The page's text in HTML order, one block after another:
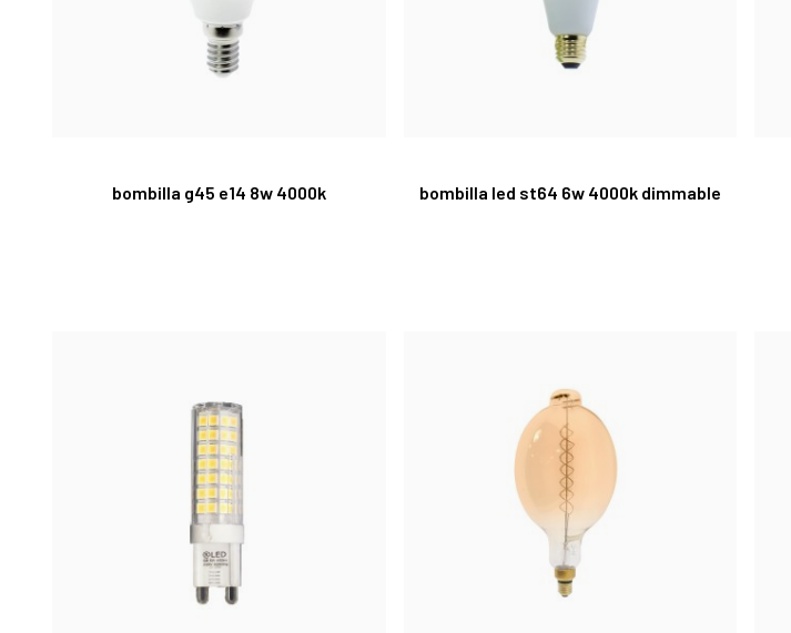
bombilla g45 e14 8w 4000k bombilla led st64 6w 4000k dimmable